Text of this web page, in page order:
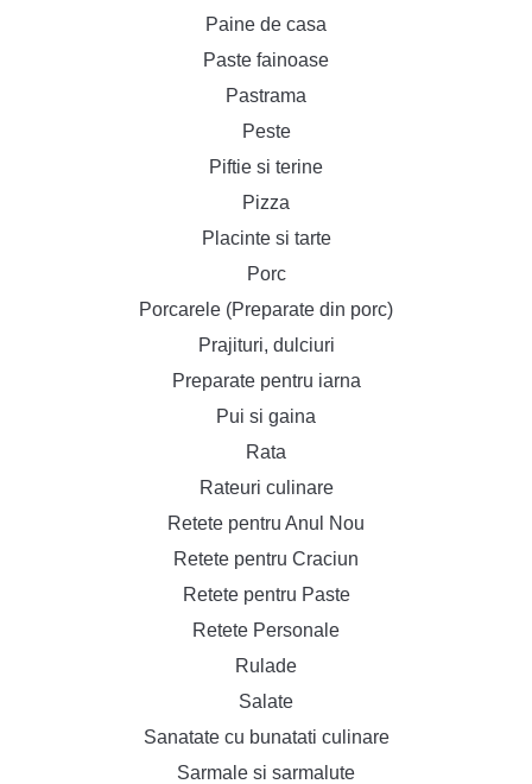
Paine de casa
Paste fainoase
Pastrama
Peste
Piftie si terine
Pizza
Placinte si tarte
Porc
Porcarele (Preparate din porc)
Prajituri, dulciuri
Preparate pentru iarna
Pui si gaina
Rata
Rateuri culinare
Retete pentru Anul Nou
Retete pentru Craciun
Retete pentru Paste
Retete Personale
Rulade
Salate
Sanatate cu bunatati culinare
Sarmale si sarmalute